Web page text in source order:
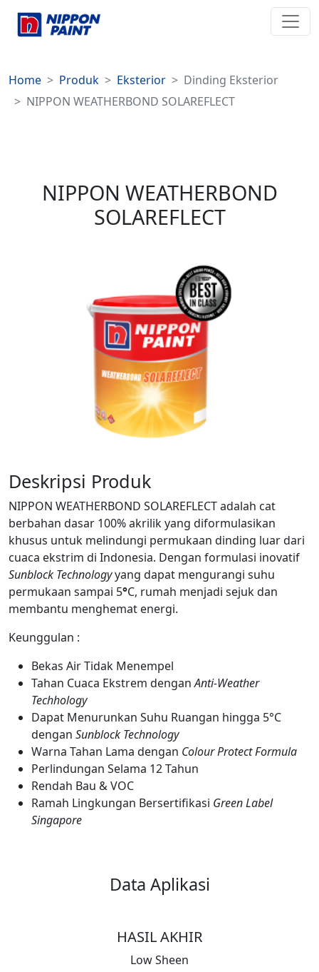
Home Produk Eksterior
Dinding Eksterior
NIPPON WEATHERBOND SOLAREFLECT
NIPPON WEATHERBOND
SOLAREFLECT
Deskripsi Produk
NIPPON WEATHERBOND SOLAREFLECT adalah cat
berbahan dasar 100% akrilik yang diformulasikan
khusus untuk melindungi permukaan dinding luar dari
cuaca ekstrim di Indonesia. Dengan formulasi inovatif
Sunblock Technologyyang dapat mengurangi suhu
permukaan sampai 5°C, rumah menjadi sejuk dan
membantu menghemat energi.
Keunggulan :
Bekas Air Tidak Menempel
Tahan Cuaca Ekstrem denganAnti-Weather
Techhology
Dapat Menurunkan Suhu Ruangan hingga 5°C
dengan Sunblock Technology
Warna Tahan Lama dengan Colour Protect Formula
Perlindungan Selama 12 Tahun
Rendah Bau & VOC
Ramah Lingkungan Bersertifikasi Green Label
Singapore
Data Aplikasi
HASIL AKHIR
Low Sheen